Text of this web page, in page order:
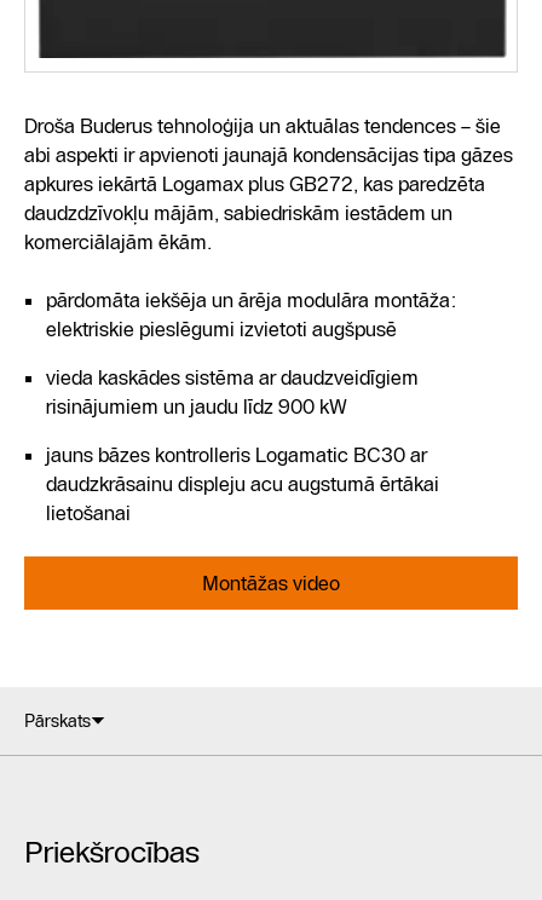
Droša Buderus tehnoloģija un aktuālas tendences – šie
abi aspekti ir apvienoti jaunajā kondensācijas tipa gāzes
apkures iekārtā Logamax plus GB272, kas paredzēta
daudzdzīvokļu mājām, sabiedriskām iestādem un
komerciālajām ēkām.
pārdomāta iekšēja un ārēja modulāra montāža:
elektriskie pieslēgumi izvietoti augšpusē
vieda kaskādes sistēma ar daudzveidīgiem
risinājumiem un jaudu līdz 900 kW
jauns bāzes kontrolleris Logamatic BC30 ar
daudzkrāsainu displeju acu augstumā ērtākai
lietošanai
Montāžas video
Pārskats
Priekšrocības